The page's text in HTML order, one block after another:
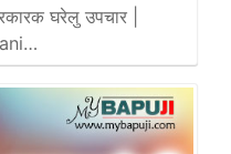
घरेलु उपचार |